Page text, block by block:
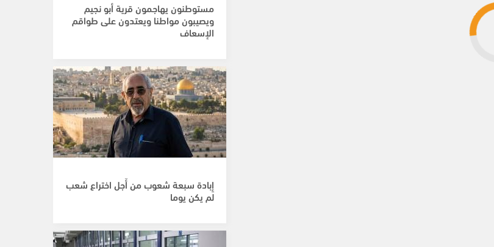
مستوطنون يهاجمون قرية أبو نجيم
ويصيبون مواطنا ويعتدون على طواقم
الإسعاف
إِبادة سبعة شعوب من أَجل اختراع شعب
لم يكن يوما